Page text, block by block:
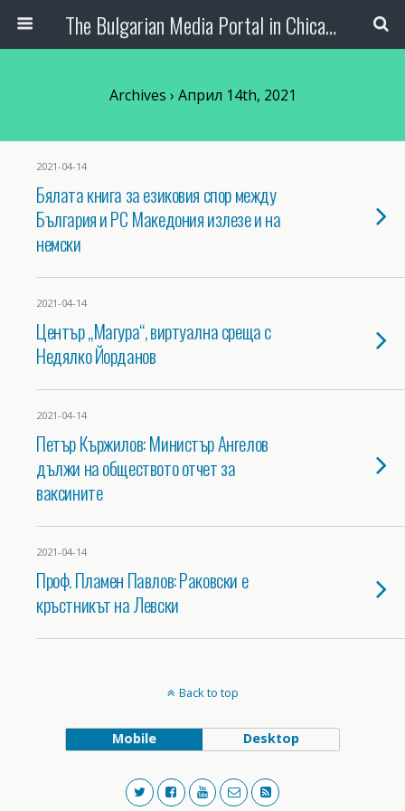
The Bulgarian Media Portal in Chicago
Archives › Април 14th, 2021
2021-04-14
Бялата книга за езиковия спор между
България и РС Македония излезе и на
немски
2021-04-14
Център „Магура“, виртуална среща с
Недялко Йорданов
2021-04-14
Петър Кържилов: Министър Ангелов
дължи на обществото отчет за
ваксините
2021-04-14
Проф. Пламен Павлов: Раковски е
кръстникът на Левски
Back to top
Mobile Desktop